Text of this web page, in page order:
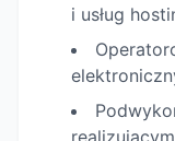
i usług